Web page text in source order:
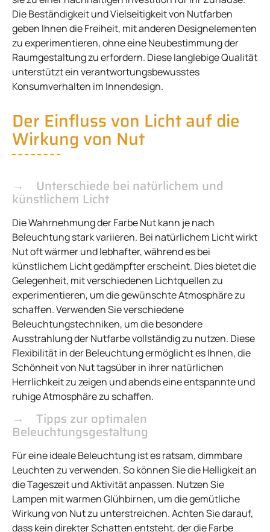
Die Beständigkeit und Vielseitigkeit von Nutfarben
geben Ihnen die Freiheit, mit anderen Designelementen
zu experimentieren, ohne eine Neubestimmung der
Raumgestaltung zu erfordern. Diese langlebige Qualität
unterstützt ein verantwortungsbewusstes
Konsumverhalten im Innendesign.
Der Einfluss von Licht auf die
Wirkung von Nut
Unterschiede bei natürlichem und
künstlichem Licht
Die Wahrnehmung der Farbe Nut kann je nach
Beleuchtung stark variieren. Bei natürlichem Licht wirkt
Nut oft wärmer und lebhafter, während es bei
künstlichem Licht gedämpfter erscheint. Dies bietet die
Gelegenheit, mit verschiedenen Lichtquellen zu
experimentieren, um die gewünschte Atmosphäre zu
schaffen. Verwenden Sie verschiedene
Beleuchtungstechniken, um die besondere
Ausstrahlung der Nutfarbe vollständig zu nutzen. Diese
Flexibilität in der Beleuchtung ermöglicht es Ihnen, die
Schönheit von Nut tagsüber in ihrer natürlichen
Herrlichkeit zu zeigen und abends eine entspannte und
ruhige Atmosphäre zu schaffen.
Tipps zur optimalen
Beleuchtungsgestaltung
Für eine ideale Beleuchtung ist es ratsam, dimmbare
Leuchten zu verwenden. So können Sie die Helligkeit an
die Tageszeit und Aktivität anpassen. Nutzen Sie
Lampen mit warmen Glühbirnen, um die gemütliche
Wirkung von Nut zu unterstreichen. Achten Sie darauf,
dass kein direkter Schatten entsteht, der die Farbe